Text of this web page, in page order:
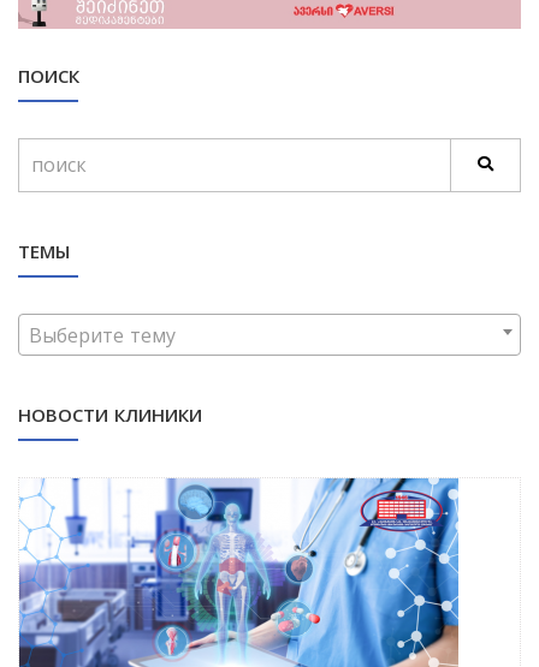
ПОИСК
ТЕМЫ
Выберите тему
НОВОСТИ КЛИНИКИ